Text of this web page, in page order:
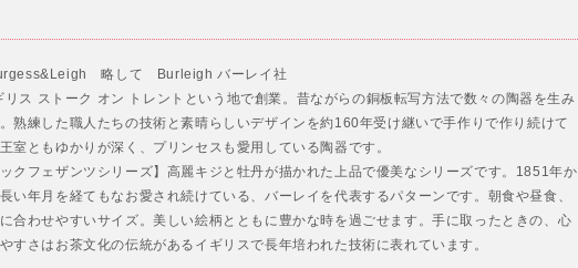
略して Burleigh バーレイ社
ス ストーク オン トレントという地で創業。昔ながらの銅板転写方法で数々の陶器を生み
熟練した職人たちの技術と素晴らしいデザインを約160年受け継いで手作りで作り続けて
室ともゆかりが深く、プリンセスも愛用している陶器です。
クフェザンツシリーズ】高麗キジと牡丹が描かれた上品で優美なシリーズです。1851年か
い年月を経てもなお愛され続けている、バーレイを代表するパターンです。朝食や昼食、
合わせやすいサイズ。美しい絵柄とともに豊かな時を過ごせます。手に取ったときの、心
すさはお茶文化の伝統があるイギリスで長年培われた技術に表れています。